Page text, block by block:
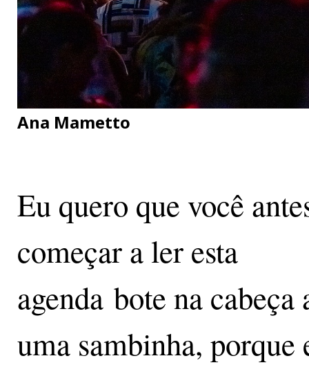
Ana Mametto
Eu quero que você
começar a ler esta
agenda bote na
uma sambinha,